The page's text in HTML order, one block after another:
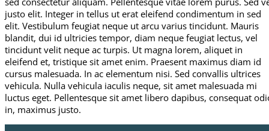
justo elit. Integer in tellus ut erat eleifend condimentum in sed
elit. Vestibulum feugiat neque ut arcu varius tincidunt. Mauris
blandit, dui id ultricies tempor, diam neque feugiat lectus, vel
tincidunt velit neque ac turpis. Ut magna lorem, aliquet in
eleifend et, tristique sit amet enim. Praesent maximus diam id
cursus malesuada. In ac elementum nisi. Sed convallis ultrices
vehicula. Nulla vehicula iaculis neque, sit amet malesuada mi
luctus eget. Pellentesque sit amet libero dapibus, consequat
in, maximus justo.